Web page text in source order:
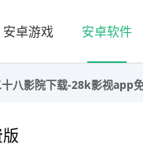
安卓游戏 安卓软件
八影院下载-28k影视app